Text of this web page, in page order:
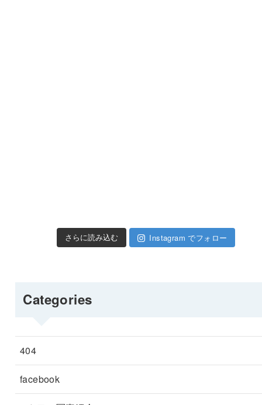
さらに読み込む Instagram でフォロー
Categories
404
facebook